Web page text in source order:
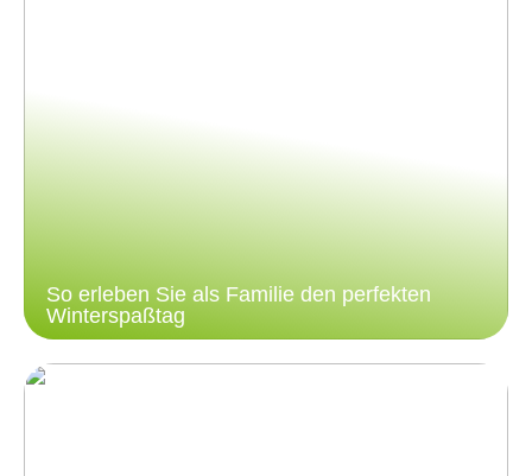
So erleben Sie als Familie den perfekten
Winterspaßtag